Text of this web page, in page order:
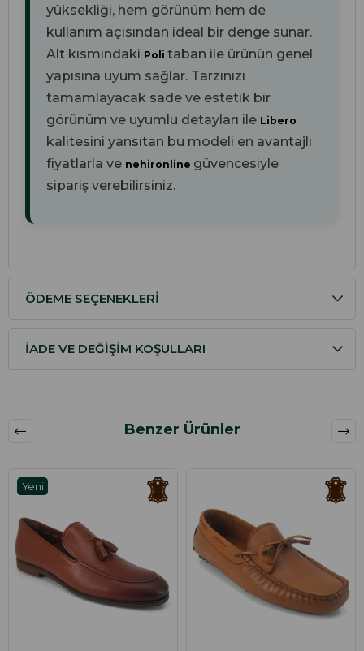
yüksekliği, hem görünüm hem de
kullanım açısından ideal bir denge sunar.
Alt kısmındaki Poli taban ile ürünün genel
yapısına uyum sağlar. Tarzınızı
tamamlayacak sade ve estetik bir
görünüm ve uyumlu detayları ile Libero
kalitesini yansıtan bu modeli en avantajlı
fiyatlarla ve nehironline güvencesiyle
sipariş verebilirsiniz.
ÖDEME SEÇENEKLERI
İADE VE DEĞIŞIM KOŞULLARI
Benzer Ürünler
Yeni